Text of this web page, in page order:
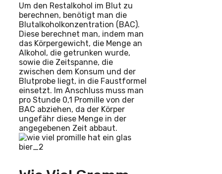
Um den Restalkohol im Blut zu
berechnen, benötigt man die
Blutalkoholkonzentration (BAC).
Diese berechnet man, indem man
das Körpergewicht, die Menge an
Alkohol, die getrunken wurde,
sowie die Zeitspanne, die
zwischen dem Konsum und der
Blutprobe liegt, in die Faustformel
einsetzt. Im Anschluss muss man
pro Stunde 0,1 Promille von der
BAC abziehen, da der Körper
ungefähr diese Menge in der
angegebenen Zeit abbaut.